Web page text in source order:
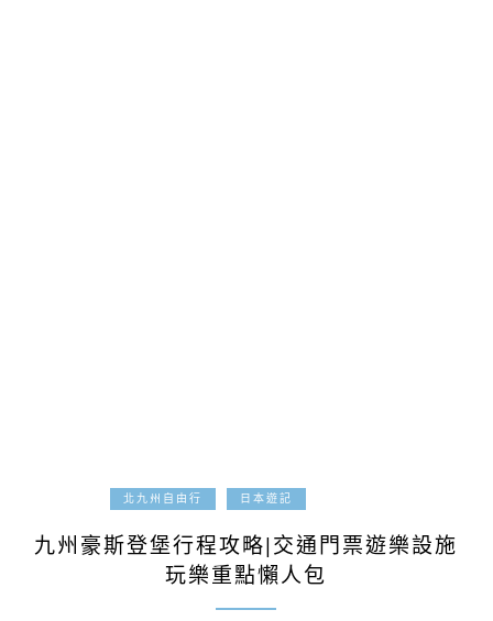
北九州自由行 日本遊記
九州豪斯登堡行程攻略|交通門票遊樂設施
玩樂重點懶人包